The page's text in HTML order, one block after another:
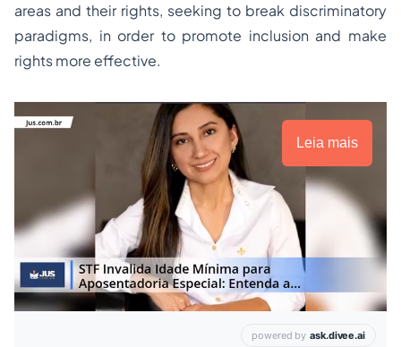
areas and their rights, seeking to break discriminatory
paradigms, in order to promote inclusion and make
rights more effective.
Leia mais